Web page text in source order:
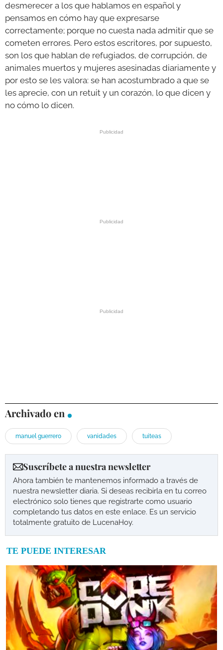
desmerecer a los que hablamos en español y
pensamos en cómo hay que expresarse
correctamente; porque no cuesta nada admitir que se
cometen errores. Pero estos escritores, por supuesto,
son los que hablan de refugiados, de corrupción, de
animales muertos y mujeres asesinadas diariamente y
por esto se les valora: se han acostumbrado a que se
les aprecie, con un retuit y un corazón, lo que dicen y
no cómo lo dicen.
Archivado en
manuel guerrero vanidades tuiteas
Suscríbete a nuestra newsletter
Ahora también te mantenemos informado a través de
nuestra newsletter diaria. Si deseas recibirla en tu correo
electrónico solo tienes que registrarte como usuario
completando tus datos en este enlace. Es un servicio
totalmente gratuito de LucenaHoy.
TE PUEDE INTERESAR